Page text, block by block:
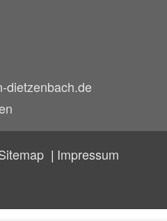
dietzenbach.de
Impressum